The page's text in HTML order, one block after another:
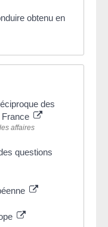
obtenu en
des
affaires
questions